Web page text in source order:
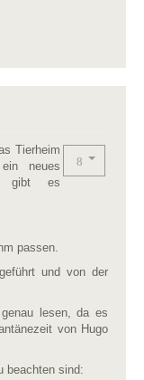
Tierheim
neues
gibt es
passen.
und von der
lesen, da es
von Hugo
beachten sind: